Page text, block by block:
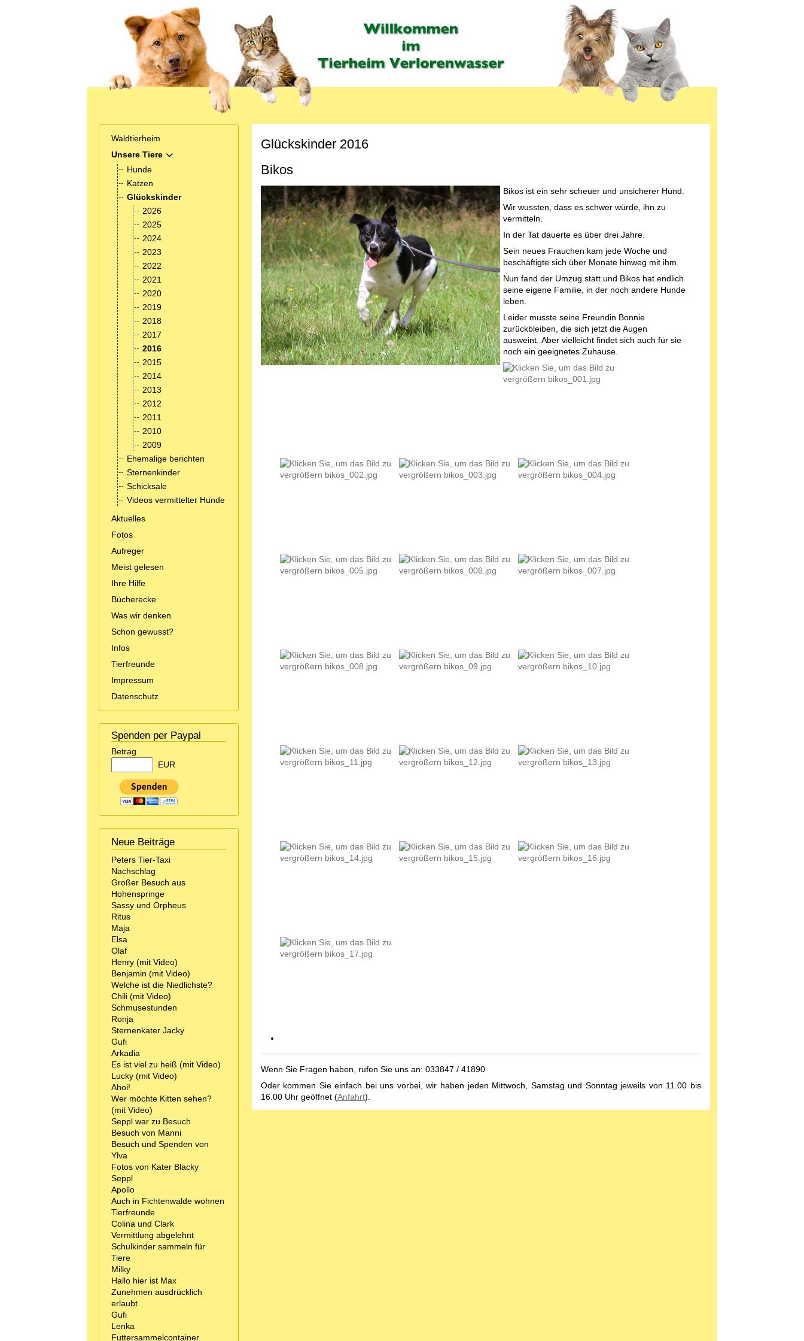
Waldtierheim
Unsere Tiere
MOD_MENU_TOGGLE_SUBMENU_LABEL
Hunde
Katzen
Glückskinder
2026
2025
2024
2023
2022
2021
2020
2019
2018
2017
2016
2015
2014
2013
2012
2011
2010
2009
Ehemalige berichten
Sternenkinder
Schicksale
Videos vermittelter Hunde
Aktuelles
Fotos
Aufreger
Meist gelesen
Ihre Hilfe
Bücherecke
Was wir denken
Schon gewusst?
Infos
Tierfreunde
Impressum
Datenschutz
Spenden per Paypal
Betrag
EUR
Neue Beiträge
Peters Tier-Taxi
Nachschlag
Großer Besuch aus
Hohenspringe
Sassy und Orpheus
Ritus
Maja
Elsa
Olaf
Henry (mit Video)
Benjamin (mit Video)
Welche ist die Niedlichste?
Chili (mit Video)
Schmusestunden
Ronja
Sternenkater Jacky
Gufi
Arkadia
Es ist viel zu heiß (mit Video)
Lucky (mit Video)
Ahoi!
Wer möchte Kitten sehen?
(mit Video)
Seppl war zu Besuch
Besuch von Manni
Besuch und Spenden von
Ylva
Fotos von Kater Blacky
Seppl
Apollo
Auch in Fichtenwalde wohnen
Tierfreunde
Colina und Clark
Vermittlung abgelehnt
Schulkinder sammeln für
Tiere
Milky
Hallo hier ist Max
Zunehmen ausdrücklich
erlaubt
Gufi
Lenka
Futtersammelcontainer
Glückskinder 2016
Bikos
Bikos ist ein sehr scheuer und unsicherer Hund.
Wir wussten, dass es schwer würde, ihn zu
vermitteln.
In der Tat dauerte es über drei Jahre.
Sein neues Frauchen kam jede Woche und
beschäftigte sich über Monate hinweg mit ihm.
Nun fand der Umzug statt und Bikos hat endlich
seine eigene Familie, in der noch andere Hunde
leben.
Leider musste seine Freundin Bonnie
zurückbleiben, die sich jetzt die Augen
ausweint. Aber vielleicht findet sich auch für sie
noch ein geeignetes Zuhause.
Wenn Sie Fragen haben, rufen Sie uns an: 033847 / 41890
Oder kommen Sie einfach bei uns vorbei, wir haben jeden Mittwoch, Samstag und Sonntag jeweils von 11.00 bis
16.00 Uhr geöffnet (Anfahrt).